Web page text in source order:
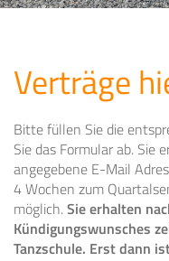
Verträge
Bitte füllen Sie die
Sie das Formular ab. Sie
angegebene E-Mail
4 Wochen zum
möglich.Sie erhalten
Kündigungswunsches
Tanzschule. Erst dann